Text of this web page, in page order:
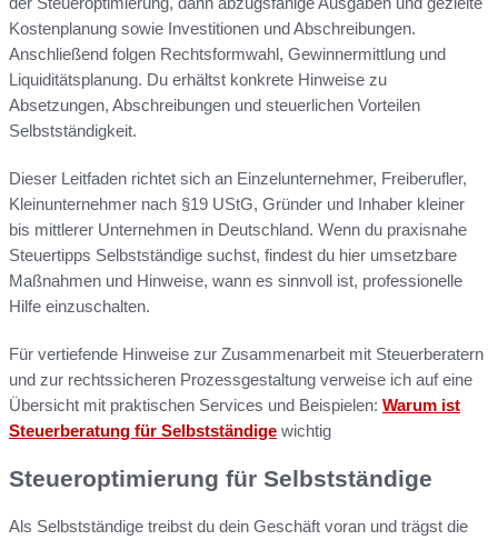
Kostenplanung sowie Investitionen und Abschreibungen.
Anschließend folgen Rechtsformwahl, Gewinnermittlung und
Liquiditätsplanung. Du erhältst konkrete Hinweise zu
Absetzungen, Abschreibungen und steuerlichen Vorteilen
Selbstständigkeit.
Dieser Leitfaden richtet sich an Einzelunternehmer, Freiberufler,
Kleinunternehmer nach §19 UStG, Gründer und Inhaber kleiner
bis mittlerer Unternehmen in Deutschland. Wenn du praxisnahe
Steuertipps Selbstständige suchst, findest du hier umsetzbare
Maßnahmen und Hinweise, wann es sinnvoll ist, professionelle
Hilfe einzuschalten.
Für vertiefende Hinweise zur Zusammenarbeit mit Steuerberatern
und zur rechtssicheren Prozessgestaltung verweise ich auf eine
Übersicht mit praktischen Services und Beispielen: Warum ist
Steuerberatung für Selbstständige wichtig
Steueroptimierung für Selbstständige
Als Selbstständige treibst du dein Geschäft voran und trägst die